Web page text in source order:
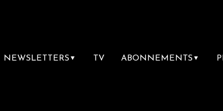
NEWSLETTERS ▼ TV ABONNEMENTS ▼